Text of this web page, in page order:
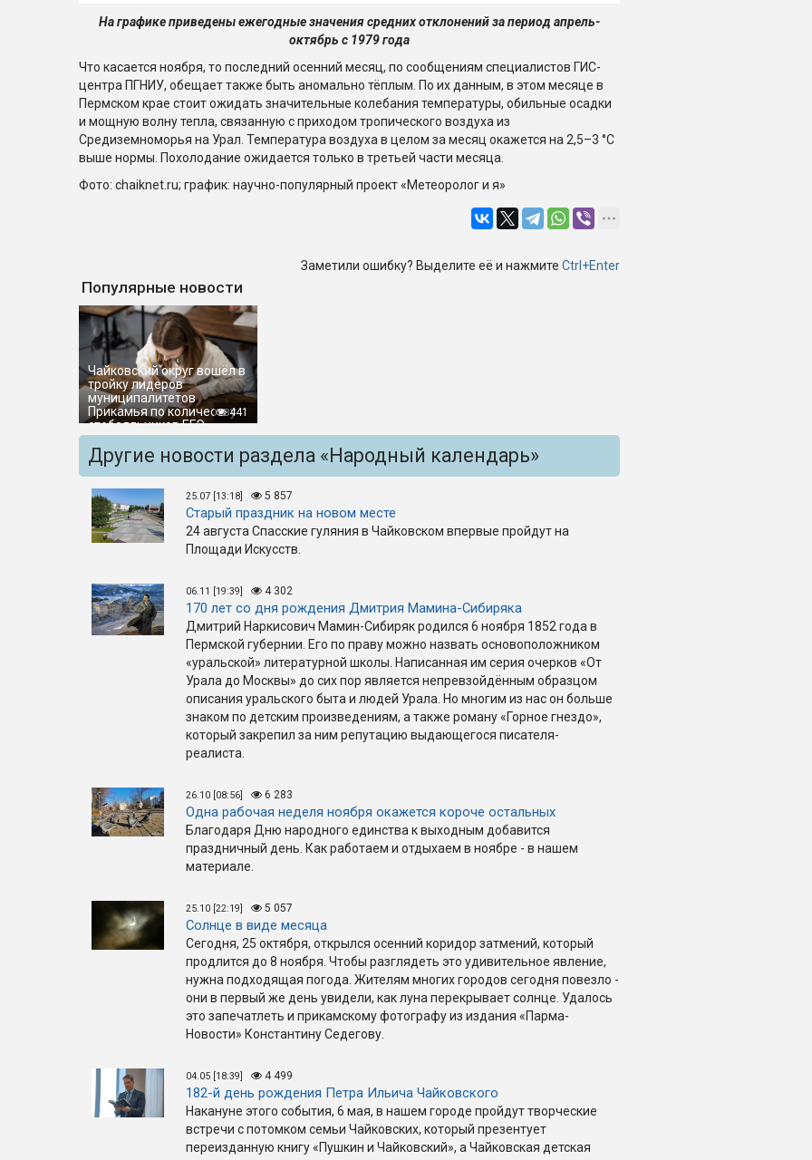
На графике приведены ежегодные значения средних отклонений за период апрель-
октябрь с 1979 года
Что касается ноября, то последний осенний месяц, по сообщениям специалистов ГИС-
центра ПГНИУ, обещает также быть аномально тёплым. По их данным, в этом месяце в
Пермском крае стоит ожидать значительные колебания температуры, обильные осадки
и мощную волну тепла, связанную с приходом тропического воздуха из
Средиземноморья на Урал. Температура воздуха в целом за месяц окажется на 2,5–3 °С
выше нормы. Похолодание ожидается только в третьей части месяца.
Фото: chaiknet.ru; график: научно-популярный проект «Метеоролог и я»
Заметили ошибку? Выделите её и нажмите Ctrl+Enter
Популярные новости
Чайковский округ вошёл в
тройку лидеров
муниципалитетов
Прикамья по количеству
стобалльников ЕГЭ
441
Другие новости раздела «Народный календарь»
25.07 [13:18] 5 857
Старый праздник на новом месте
24 августа Спасские гуляния в Чайковском впервые пройдут на
Площади Искусств.
06.11 [19:39] 4 302
170 лет со дня рождения Дмитрия Мамина-Сибиряка
Дмитрий Наркисович Мамин-Сибиряк родился 6 ноября 1852 года в
Пермской губернии. Его по праву можно назвать основоположником
«уральской» литературной школы. Написанная им серия очерков «От
Урала до Москвы» до сих пор является непревзойдённым образцом
описания уральского быта и людей Урала. Но многим из нас он больше
знаком по детским произведениям, а также роману «Горное гнездо»,
который закрепил за ним репутацию выдающегося писателя-
реалиста.
26.10 [08:56] 6 283
Одна рабочая неделя ноября окажется короче остальных
Благодаря Дню народного единства к выходным добавится
праздничный день. Как работаем и отдыхаем в ноябре - в нашем
материале.
25.10 [22:19] 5 057
Солнце в виде месяца
Сегодня, 25 октября, открылся осенний коридор затмений, который
продлится до 8 ноября. Чтобы разглядеть это удивительное явление,
нужна подходящая погода. Жителям многих городов сегодня повезло -
они в первый же день увидели, как луна перекрывает солнце. Удалось
это запечатлеть и прикамскому фотографу из издания «Парма-
Новости» Константину Седегову.
04.05 [18:39] 4 499
182-й день рождения Петра Ильича Чайковского
Накануне этого события, 6 мая, в нашем городе пройдут творческие
встречи с потомком семьи Чайковских, который презентует
переизданную книгу «Пушкин и Чайковский», а Чайковская детская